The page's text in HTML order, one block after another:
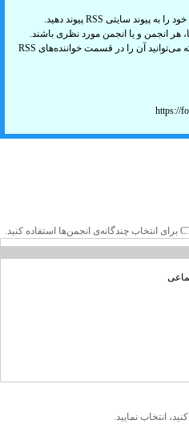
شما می‌توانید لینک‌های موجود در انجمن خود را به پیوند سایتی RSS پیوند دهید.
هر انجمن و یا انجمن مورد نظری باشند.
سپس یک لینک به شما ارائه خواهد شد که می‌توانید آن را در قسمت خواننده‌های RSS
https://
انتخاب نمایید.